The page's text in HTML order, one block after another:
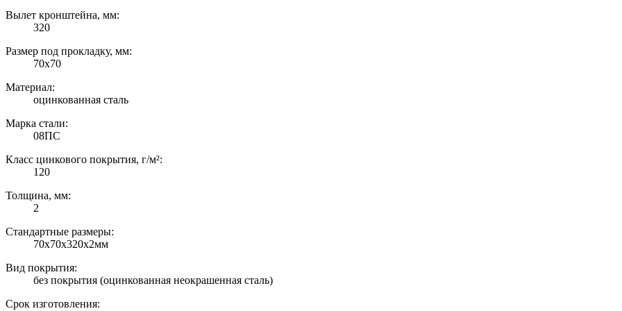
Вылет кронштейна, мм:
320
Размер под прокладку, мм:
70х70
Материал:
оцинкованная сталь
Марка стали:
08ПС
Класс цинкового покрытия, г/м²:
120
Толщина, мм:
2
Стандартные размеры:
70х70х320х2мм
Вид покрытия:
без покрытия (оцинкованная неокрашенная сталь)
Срок изготовления: